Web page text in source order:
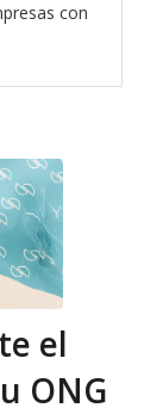
con
el
ONG